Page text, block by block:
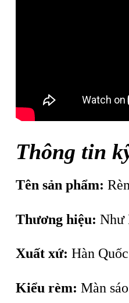
Thông tin
Tên sản phẩm:
Thương hiệu: Như
Xuất xứ: Hàn Quốc
Kiểu rèm: Màn